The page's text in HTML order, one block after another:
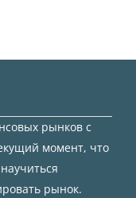
рынков с
момент, что
рынок.